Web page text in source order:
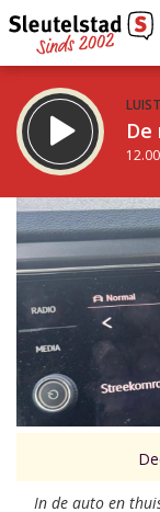
STRAKS:
Sleutelstad 30
17.00 - 19.00 uur
Vorig uur
In de auto en